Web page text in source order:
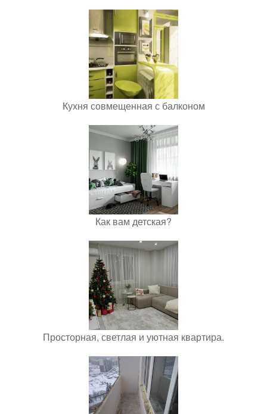
Кухня совмещенная с балконом
Как вам детская?
Просторная, светлая и уютная квартира.